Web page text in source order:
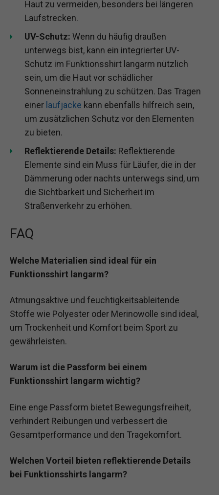
Haut zu vermeiden, besonders bei längeren
Laufstrecken.
UV-Schutz: Wenn du häufig draußen
unterwegs bist, kann ein integrierter UV-
Schutz im Funktionsshirt langarm nützlich
sein, um die Haut vor schädlicher
Sonneneinstrahlung zu schützen. Das Tragen
einer laufjacke kann ebenfalls hilfreich sein,
um zusätzlichen Schutz vor den Elementen
zu bieten.
Reflektierende Details: Reflektierende
Elemente sind ein Muss für Läufer, die in der
Dämmerung oder nachts unterwegs sind, um
die Sichtbarkeit und Sicherheit im
Straßenverkehr zu erhöhen.
FAQ
Welche Materialien sind ideal für ein
Funktionsshirt langarm?
Atmungsaktive und feuchtigkeitsableitende
Stoffe wie Polyester oder Merinowolle sind ideal,
um Trockenheit und Komfort beim Sport zu
gewährleisten.
Warum ist die Passform bei einem
Funktionsshirt langarm wichtig?
Eine enge Passform bietet Bewegungsfreiheit,
verhindert Reibungen und verbessert die
Gesamtperformance und den Tragekomfort.
Welchen Vorteil bieten reflektierende Details
bei Funktionsshirts langarm?